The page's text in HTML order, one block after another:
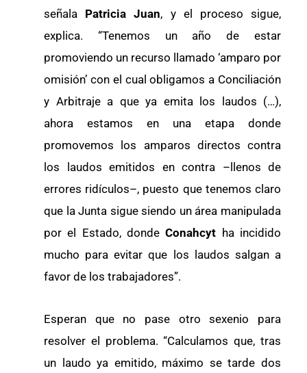
señala Patricia Juan, y el proceso sigue,
explica. “Tenemos un año de estar
promoviendo un recurso llamado ‘amparo por
omisión’ con el cual obligamos a Conciliación
y Arbitraje a que ya emita los laudos (…),
ahora estamos en una etapa donde
promovemos los amparos directos contra
los laudos emitidos en contra –llenos de
errores ridículos–, puesto que tenemos claro
que la Junta sigue siendo un área manipulada
por el Estado, dondeConahcyt ha incidido
mucho para evitar que los laudos salgan a
favor de los trabajadores”.
Esperan que no pase otro sexenio para
resolver el problema. “Calculamos que, tras
un laudo ya emitido, máximo se tarde dos